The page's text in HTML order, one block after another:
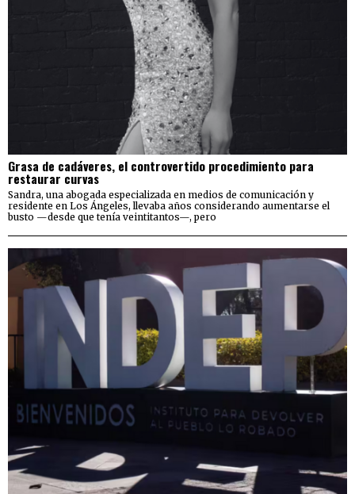
Grasa de cadáveres, el controvertido procedimiento para
restaurar curvas
Sandra, una abogada especializada en medios de comunicación y
residente en Los Ángeles, llevaba años considerando aumentarse el
busto —desde que tenía veintitantos—, pero